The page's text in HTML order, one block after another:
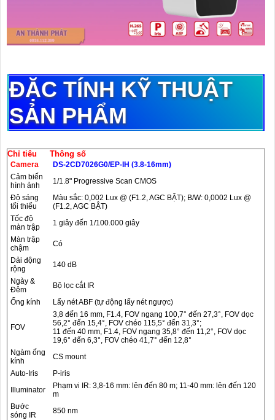
ĐẶC TÍNH KỸ THUẬT
SẢN PHẨM
Chỉ tiêu Thông số
Camera
DS-2CD7026G0/EP-IH (3.8-16mm)
Cảm biến
hình ảnh
1/1.8ʺ Progressive Scan CMOS
Độ sáng
tối thiểu
Màu sắc: 0,002 Lux @ (F1.2, AGC BẬT); B/W: 0,0002 Lux @
(F1.2, AGC BẬT)
Tốc độ
màn trập
1 giây đến 1/100.000 giây
Màn trập
chậm
Có
Dải động
rộng
140 dB
Ngày &
Đêm
Bộ lọc cắt IR
Ống kính
Lấy nét ABF (tự động lấy nét ngược)
FOV
3,8 đến 16 mm, F1.4, FOV ngang 100,7° đến 27,3°, FOV dọc
56,2° đến 15,4°, FOV chéo 115,5° đến 31,3°;
11 đến 40 mm, F1.4, FOV ngang 35,8° đến 11,2°, FOV dọc
19,6° đến 6,3°, FOV chéo 41,7° đến 12,8°
Ngàm ống
kính
CS mount
Auto-Iris
P-iris
Illuminator
Phạm vi IR: 3,8-16 mm: lên đến 80 m; 11-40 mm: lên đến 120
m
Bước
sóng IR
850 nm